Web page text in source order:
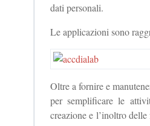
dati personali.
Le applicazioni sono
Oltre a fornire e
per semplificare le
creazione e l’inoltro